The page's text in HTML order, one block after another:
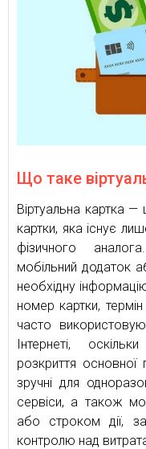
Що таке
Віртуальна картка —
картки, яка існує
фізичного
мобільний додаток
необхідну
номер картки, термін
часто
Інтернеті,
розкриття основної
зручні для
сервіси, а також
або строком дії,
контролю над